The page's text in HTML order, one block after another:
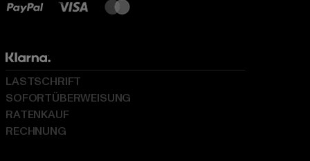
LASTSCHRIFT
SOFORTÜBERWEISUNG
RATENKAUF
RECHNUNG